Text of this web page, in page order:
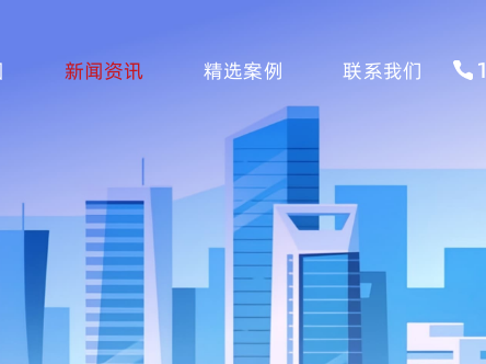
新闻资讯 精选案例 联系我们